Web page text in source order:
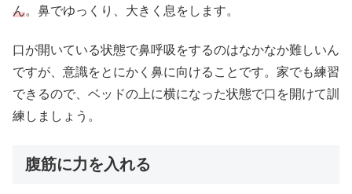
ん。鼻でゆっくり、大きく息をします。
口が開いている状態で鼻呼吸をするのはなかなか難しいん
ですが、意識をとにかく鼻に向けることです。家でも練習
できるので、ベッドの上に横になった状態で口を開けて訓
練しましょう。
腹筋に力を入れる